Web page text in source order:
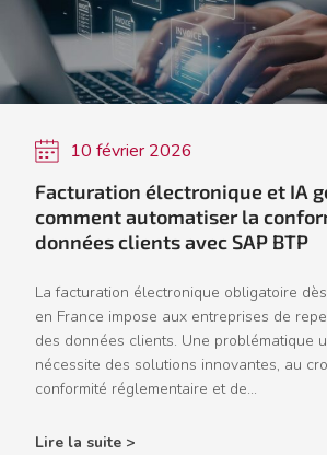
10 février 2026
Facturation électronique et IA
comment automatiser la
données clients avec SAP BTP
La facturation électronique obligatoire
en France impose aux entreprises de
des données clients. Une problématique
nécessite des solutions innovantes, au
conformité réglementaire et de...
Lire la suite >